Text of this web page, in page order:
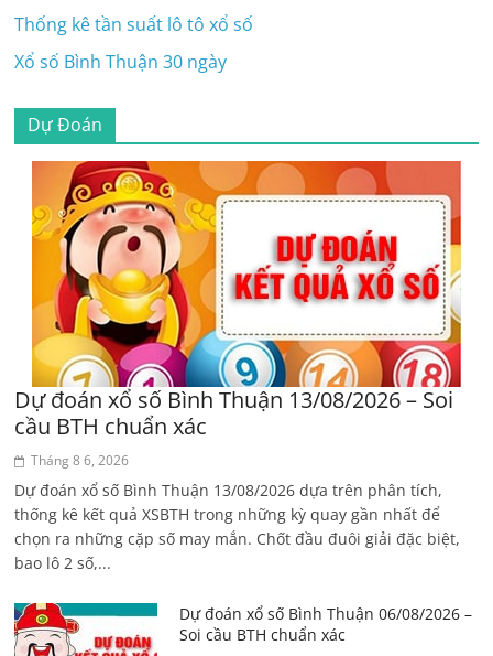
Thống kê tần suất lô tô xổ số
Xổ số Bình Thuận 30 ngày
Dự Đoán
Dự đoán xổ số Bình Thuận 13/08/2026 – Soi
cầu BTH chuẩn xác
Tháng 8 6, 2026
Dự đoán xổ số Bình Thuận 13/08/2026 dựa trên phân tích,
thống kê kết quả XSBTH trong những kỳ quay gần nhất để
chọn ra những cặp số may mắn. Chốt đầu đuôi giải đặc biệt,
bao lô 2 số,...
Dự đoán xổ số Bình Thuận 06/08/2026 –
Soi cầu BTH chuẩn xác